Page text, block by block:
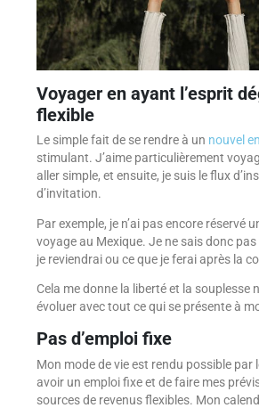
Voyager en ayant l’esprit
flexible
Le simple fait de se rendre à un nouvel
stimulant. J’aime particulièrement
aller simple, et ensuite, je suis le flux
d’invitation.
Par exemple, je n’ai pas encore réservé
voyage au Mexique. Je ne sais donc
je reviendrai ou ce que je ferai après la
Cela me donne la liberté et la souplesse
évoluer avec tout ce qui se présente à
Pas d’emploi fixe
Mon mode de vie est rendu possible par
avoir un emploi fixe et de faire mes
sources de revenus flexibles. Mon